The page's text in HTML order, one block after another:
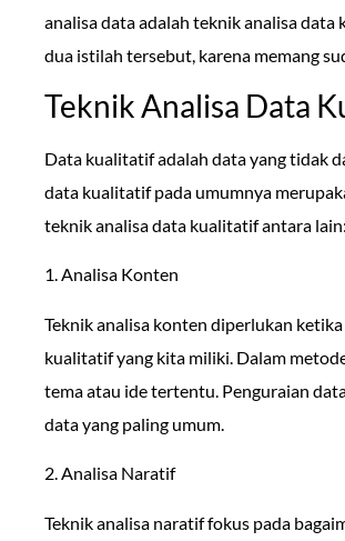
analisa data adalah teknik analisa
dua istilah tersebut, karena memang
Teknik Analisa Data
Data kualitatif adalah data yang tidak
data kualitatif pada umumnya
teknik analisa data kualitatif antara lain:
1. Analisa Konten
Teknik analisa konten diperlukan
kualitatif yang kita miliki. Dalam
tema atau ide tertentu. Penguraian
data yang paling umum.
2. Analisa Naratif
Teknik analisa naratif fokus pada